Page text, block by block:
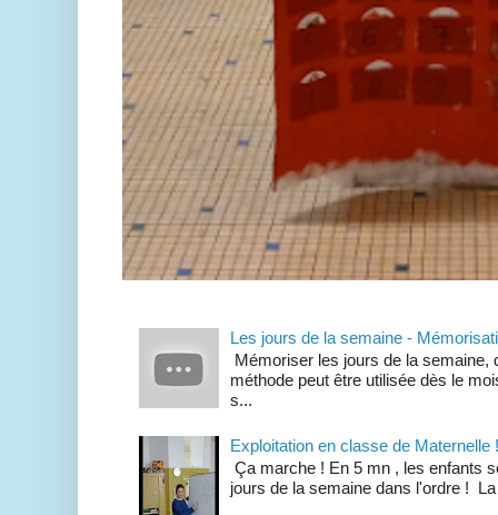
Les jours de la semaine -
Mémoriser les jours de la semaine,
méthode peut être utilisée dès le
s...
Exploitation en classe de Maternelle !
Ça marche ! En 5 mn , les enfants
jours de la semaine dans l'ordre !